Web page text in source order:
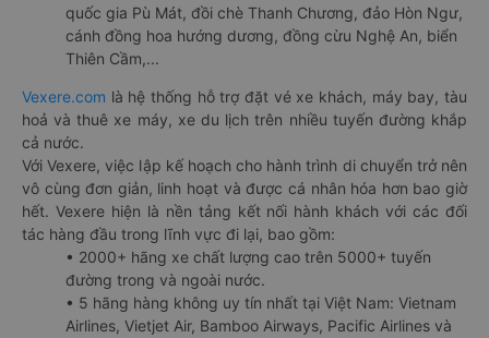
quốc gia Pù Mát, đồi chè Thanh Chương, đảo Hòn Ngư,
cánh đồng hoa hướng dương, đồng cừu Nghệ An, biển
Thiên Cầm,...
Vexere.com là hệ thống hỗ trợ đặt vé xe khách, máy bay, tàu
hoả và thuê xe máy, xe du lịch trên nhiều tuyến đường khắp
cả nước.
Với Vexere, việc lập kế hoạch cho hành trình di chuyển trở nên
vô cùng đơn giản, linh hoạt và được cá nhân hóa hơn bao giờ
hết. Vexere hiện là nền tảng kết nối hành khách với các đối
tác hàng đầu trong lĩnh vực đi lại, bao gồm:
• 2000+ hãng xe chất lượng cao trên 5000+ tuyến
đường trong và ngoài nước.
• 5 hãng hàng không uy tín nhất tại Việt Nam: Vietnam
Airlines, Vietjet Air, Bamboo Airways, Pacific Airlines và